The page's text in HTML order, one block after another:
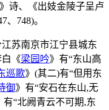
》诗、《出妓金陵子呈卢
748)。
苏南京市江宁县城东
《梁园吟》有“东山高
巡歌》(其二)有“但用东
御》有“安石在东山,无
有“北阙青云不可期,东